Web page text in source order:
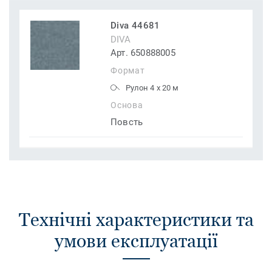
Diva 44681
DIVA
Арт. 650888005
Формат
Рулон 4 x 20 м
Основа
Повсть
Технічні характеристики та
умови експлуатації